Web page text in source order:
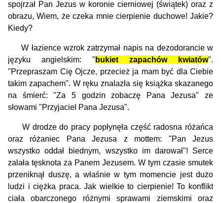
spojrzał Pan Jezus w koronie cierniowej (świątek) oraz z
obrazu, Wiem, że czeka mnie cierpienie duchowe! Jakie?
Kiedy?
W łazience wzrok zatrzymał napis na dezodorancie w
języku angielskim: " bukiet zapachów kwiatów".
"Przepraszam Cię Ojcze, przecież ja mam być dla Ciebie
takim zapachem". W ręku znalazła się książka skazanego
na śmierć: "Za 5 godzin zobaczę Pana Jezusa" ze
słowami "Przyjaciel Pana Jezusa".
W drodze do pracy popłynęła część radosna różańca
oraz różaniec Pana Jezusa z mottem: "Pan Jezus
wszystko oddał biednym, wszystko im darował"! Serce
zalała tęsknota za Panem Jezusem. W tym czasie smutek
przeniknął duszę, a właśnie w tym momencie jest dużo
ludzi i ciężka praca. Jak wielkie to cierpienie! To konflikt
ciała obarczonego różnymi sprawami ziemskimi oraz